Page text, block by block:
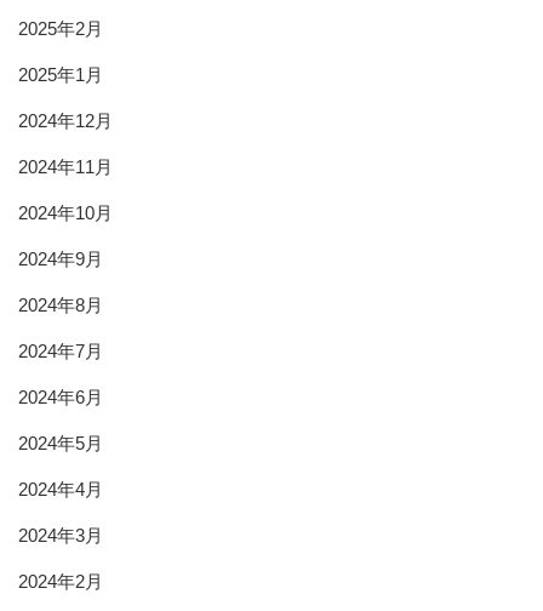
2025年2月
2025年1月
2024年12月
2024年11月
2024年10月
2024年9月
2024年8月
2024年7月
2024年6月
2024年5月
2024年4月
2024年3月
2024年2月